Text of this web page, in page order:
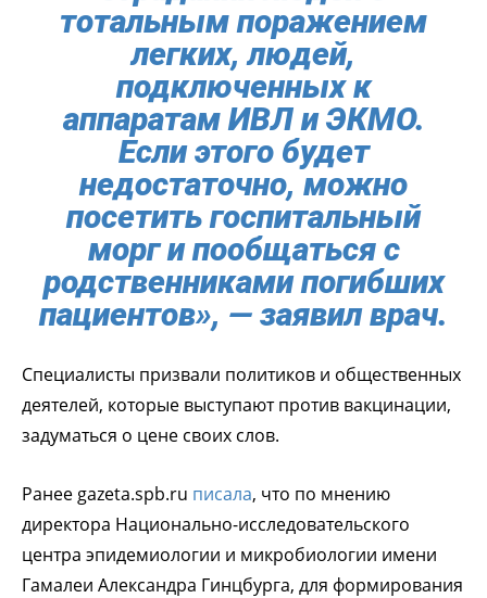
тотальным поражением
легких, людей,
подключенных к
аппаратам ИВЛ и ЭКМО.
Если этого будет
недостаточно, можно
посетить госпитальный
морг и пообщаться с
родственниками погибших
пациентов», — заявил врач.
Специалисты призвали политиков и общественных
деятелей, которые выступают против вакцинации,
задуматься о цене своих слов.
Ранее gazeta.spb.ru писала, что по мнению
директора Национально-исследовательского
центра эпидемиологии и микробиологии имени
Гамалеи Александра Гинцбурга, для формирования